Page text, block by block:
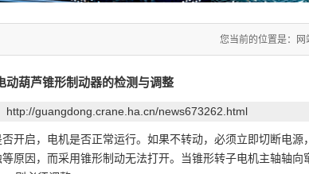
您当前的位置是： 网
动葫芦锥形制动器的检测与调整
http://guangdong.crane.ha.cn/news673262.html
开启，电机是否正常运行。如果不转动，必须立即切断电源
原因，而采用锥形制动无法打开。当锥形转子电机主轴轴向